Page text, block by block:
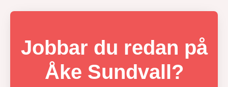
Jobbar du redan på
Åke Sundvall?